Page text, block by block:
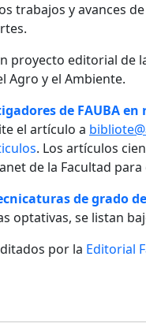
trabajos y avances
proyecto editorial de
Agro y el Ambiente.
de FAUBA en
el artículo a
. Los artículos
de la Facultad para
de grado
optativas, se listan
por la Editorial